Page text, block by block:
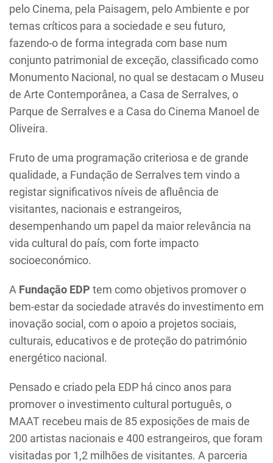
pelo Cinema, pela Paisagem, pelo Ambiente e por
temas críticos para a sociedade e seu futuro,
fazendo-o de forma integrada com base num
conjunto patrimonial de exceção, classificado como
Monumento Nacional, no qual se destacam o Museu
de Arte Contemporânea, a Casa de Serralves, o
Parque de Serralves e a Casa do Cinema Manoel de
Oliveira.
Fruto de uma programação criteriosa e de grande
qualidade, a Fundação de Serralves tem vindo a
registar significativos níveis de afluência de
visitantes, nacionais e estrangeiros,
desempenhando um papel da maior relevância na
vida cultural do país, com forte impacto
socioeconómico.
A Fundação EDP tem como objetivos promover o
bem-estar da sociedade através do investimento em
inovação social, com o apoio a projetos sociais,
culturais, educativos e de proteção do património
energético nacional.
Pensado e criado pela EDP há cinco anos para
promover o investimento cultural português, o
MAAT recebeu mais de 85 exposições de mais de
200 artistas nacionais e 400 estrangeiros, que foram
visitadas por 1,2 milhões de visitantes. A parceria